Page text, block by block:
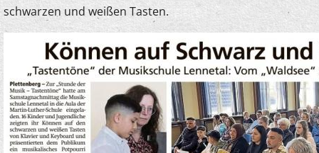
schwarzen und weißen Tasten.